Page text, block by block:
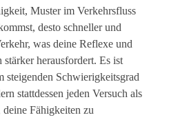
Muster im Verkehrsfluss
desto schneller und
was deine Reflexe und
herausfordert. Es ist
Schwierigkeitsgrad
stattdessen jeden Versuch als
deine Fähigkeiten zu